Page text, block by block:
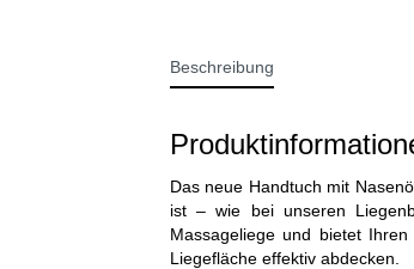
Beschreibung
Das neue Handtuch mit
ist – wie bei unseren
Massageliege und bietet
Liegefläche effektiv abdecken.